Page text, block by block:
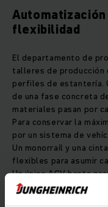
flexibilidad
El departamento de
talleres de
perfiles de estantería.
de una fase concreta
materiales pasan por
Para conservar la
por un sistema de
Un monorraíl y una
flexibles para asumir
Un único AGV basta
para su transporte. Si